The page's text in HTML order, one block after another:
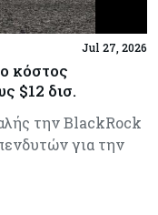
Jul 27, 2026
κόστος
$12 δισ.
την BlackRock
για την